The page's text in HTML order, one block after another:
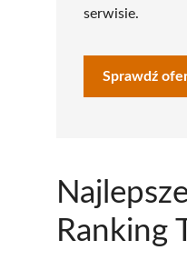
serwisie.
Sprawdź
Ranking